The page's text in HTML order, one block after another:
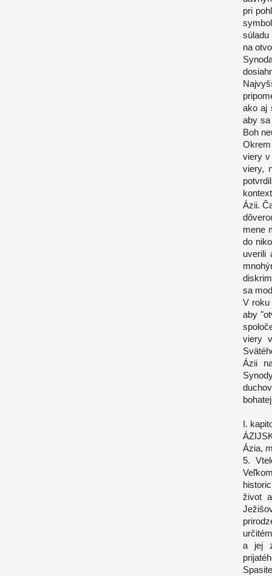
pri
na
ako aj
aby
Boh
viery v
viery,
Ázii.
mene
do
uverili
sa
V roku
aby
viery
Ázii
I.
Ázia,
5.
život
a jej